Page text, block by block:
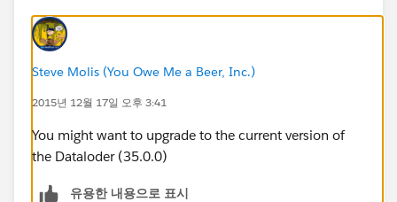
Steve Molis (You Owe Me a Beer, Inc.)
2015년 12월 17일 오후 3:41
You might want to upgrade to the current version of
the Dataloder (35.0.0)
유용한 내용으로 표시